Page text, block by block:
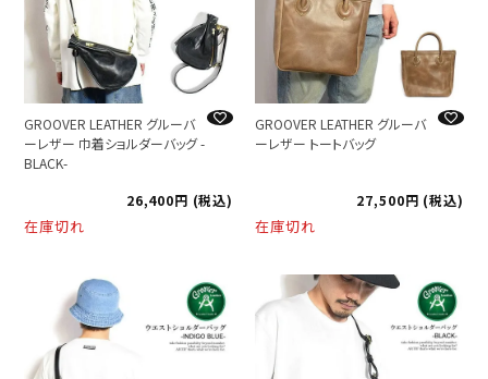
GROOVER LEATHER グルーバ
ーレザー 巾着ショルダーバッグ -
BLACK-
26,400
税込
在庫切れ
GROOVER LEATHER グルーバ
ーレザー トートバッグ
27,500 税込
在庫切れ